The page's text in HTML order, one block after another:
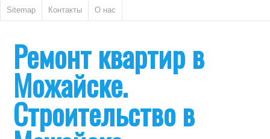
Sitemap Контакты О нас
Ремонт квартир в
Можайске.
Строительство в